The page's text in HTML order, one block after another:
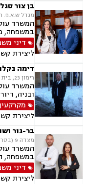
בן צור
מגדל ש.א.פ. רח'
המשרד
במשפחה,
הסכמי
הורות חד
אימוץ,
ילדים,
מתנה,
דיני
ליצירת
דימה
רימון 23, בית אריה
המשרד
ובניה,
מושבים
עסקאות
במושבים,
קבלנים,
במשפחה,
הסכמי
הורות חד
אימוץ,
נזקי גוף
ליצירת
בר-גור
מצדה 9 (בסר 3 קומה 10), בני ברק
המשרד
במשפחה,
חלוקת
דיני
ליצירת